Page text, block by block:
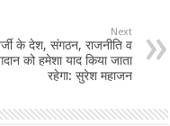
Next
के देश, संगठन, राजनीति व
को हमेशा याद किया जाता
रहेगा: सुरेश महाजन